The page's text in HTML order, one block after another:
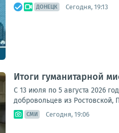
ДОНЕЦК Сегодня, 19:13
Итоги гуманитарной
С 13 июля по 5 августа 2026
добровольцев из Ростовской,
СМИ Сегодня, 19:06